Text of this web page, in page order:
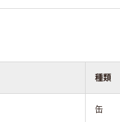
種類
缶